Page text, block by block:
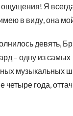
Я
в виду, она мой
девять,
– одну из самых
музыкальных
четыре года,